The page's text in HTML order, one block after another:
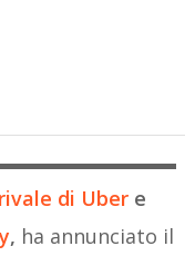
rivale di Uber e
, ha annunciato il